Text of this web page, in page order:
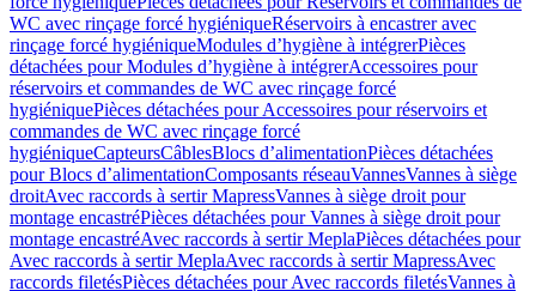
WC avec rinçage forcé hygiéniqueRéservoirs à encastrer avec
rinçage forcé hygiéniqueModules d’hygiène à intégrerPièces
détachées pour Modules d’hygiène à intégrerAccessoires pour
réservoirs et commandes de WC avec rinçage forcé
hygiéniquePièces détachées pour Accessoires pour réservoirs et
commandes de WC avec rinçage forcé
hygiéniqueCapteursCâblesBlocs d’alimentationPièces détachées
pour Blocs d’alimentationComposants réseauVannesVannes à siège
droitAvec raccords à sertir MapressVannes à siège droit pour
montage encastréPièces détachées pour Vannes à siège droit pour
montage encastréAvec raccords à sertir MeplaPièces détachées pour
Avec raccords à sertir MeplaAvec raccords à sertir MapressAvec
raccords filetésPièces détachées pour Avec raccords filetésVannes à